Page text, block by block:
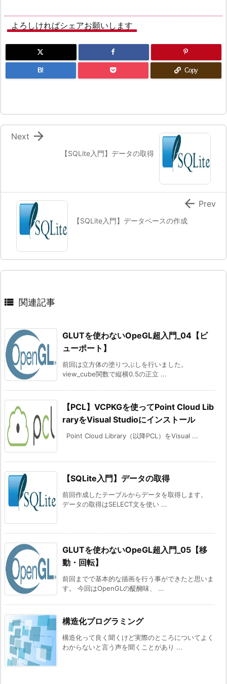
よろしければシェアお願いします
B! Copy
【SQLite入門】データの取得

Next
【SQLite入門】データベースの作成
 Prev
 関連記事
GLUTを使わないOpeGL超入門_04【ビ
ューポート】
前回は立方体の塗りつぶしを行いました。
view_cube関数で縦横0.5の正立 ...
【PCL】VCPKGを使ってPoint Cloud Lib
raryをVisual Studioにインストール
Point Cloud Library（以降PCL）をVisual ...
【SQLite入門】データの取得
前回作成したテーブルからデータを取得します。
データの取得はSELECT文を使い ...
GLUTを使わないOpeGL超入門_05【移
動・回転】
前回までで基本的な描画を行う事ができたと思いま
す。 今回はOpenGLの醍醐味、 ...
構造化プログラミング
構造化って良く聞くけど実際のところについてよく
わからないと言う声を聞くことがあり ...